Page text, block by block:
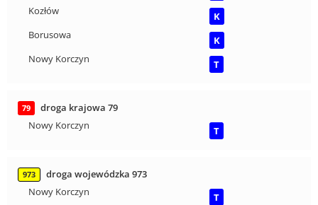
Kozłów
K
Borusowa
K
Nowy Korczyn
T
79
droga krajowa 79
Nowy Korczyn
T
973
droga wojewódzka 973
Nowy Korczyn
T